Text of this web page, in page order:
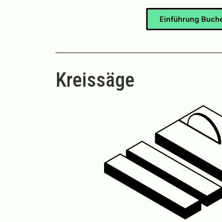
Einführung
Kreissäge